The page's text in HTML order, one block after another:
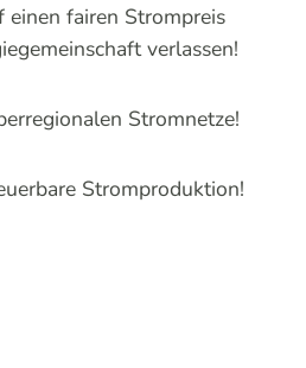
einen fairen Strompreis
verlassen!
Stromnetze!
Stromproduktion!